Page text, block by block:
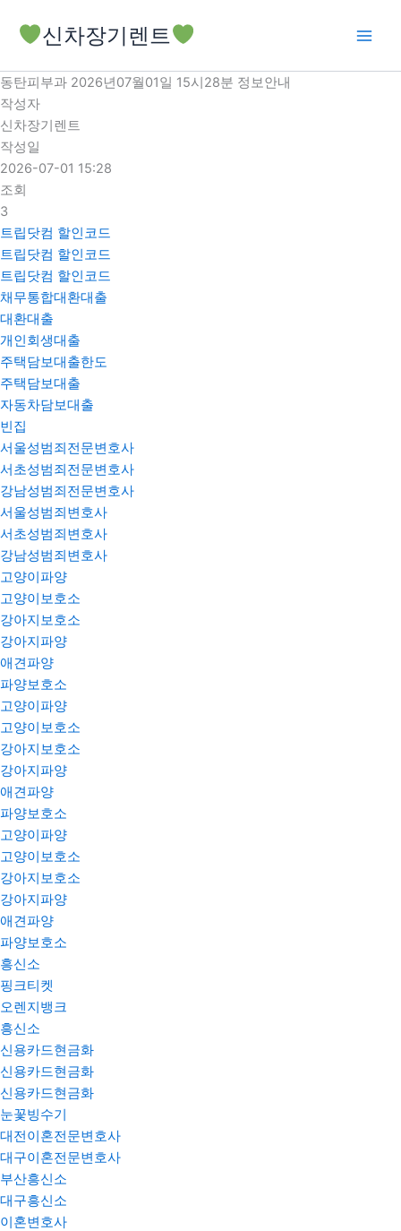
로
건
너
뛰
기
신차장기렌트
동탄피부과 2026년07월01일 15시28분 정보안내
작성자
신차장기렌트
작성일
2026-07-01 15:28
조회
3
트립닷컴 할인코드
트립닷컴 할인코드
트립닷컴 할인코드
채무통합대환대출
대환대출
개인회생대출
주택담보대출한도
주택담보대출
자동차담보대출
빈집
서울성범죄전문변호사
서초성범죄전문변호사
강남성범죄전문변호사
서울성범죄변호사
서초성범죄변호사
강남성범죄변호사
고양이파양
고양이보호소
강아지보호소
강아지파양
애견파양
파양보호소
고양이파양
고양이보호소
강아지보호소
강아지파양
애견파양
파양보호소
고양이파양
고양이보호소
강아지보호소
강아지파양
애견파양
파양보호소
흥신소
핑크티켓
오렌지뱅크
흥신소
신용카드현금화
신용카드현금화
신용카드현금화
눈꽃빙수기
대전이혼전문변호사
대구이혼전문변호사
부산흥신소
대구흥신소
이혼변호사